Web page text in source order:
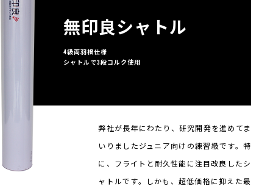
弊社が長年にわたり、研究開発を進めてま
いりましたジュニア向けの練習級です。特
に、フライトと耐久性能に注目改良したシ
ャトルです。しかも、超低価格に抑えた最
無印良シャトル
4級両羽根仕様
シャトルで3段コルク使用